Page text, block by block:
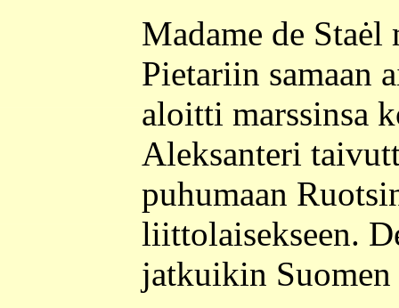
Madame de
Pietariin samaan
aloitti marssinsa
Aleksanteri
puhumaan
liittolaisekseen.
jatkuikin